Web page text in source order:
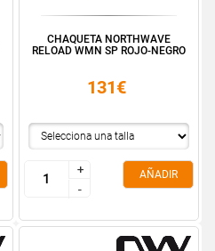
CHAQUETA NORTHWAVE
RELOAD WMN SP ROJO-NEGRO
131€
+
-
+
-
AÑADIR